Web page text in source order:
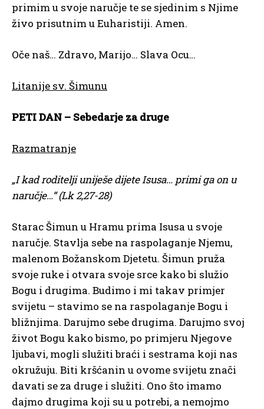
primim u svoje naručje te se sjedinim s Njime
živo prisutnim u Euharistiji. Amen.
Oče naš… Zdravo, Marijo… Slava Ocu…
Litanije sv. Šimunu
PETI DAN – Sebedarje za druge
Razmatranje
„I kad roditelji uniješe dijete Isusa… primi ga on u
naručje…“ (Lk 2,27-28)
Starac Šimun u Hramu prima Isusa u svoje
naručje. Stavlja sebe na raspolaganje Njemu,
malenom Božanskom Djetetu. Šimun pruža
svoje ruke i otvara svoje srce kako bi služio
Bogu i drugima. Budimo i mi takav primjer
svijetu – stavimo se na raspolaganje Bogu i
bližnjima. Darujmo sebe drugima. Darujmo svoj
život Bogu kako bismo, po primjeru Njegove
ljubavi, mogli služiti braći i sestrama koji nas
okružuju. Biti kršćanin u ovome svijetu znači
davati se za druge i služiti. Ono što imamo
dajmo drugima koji su u potrebi, a nemojmo